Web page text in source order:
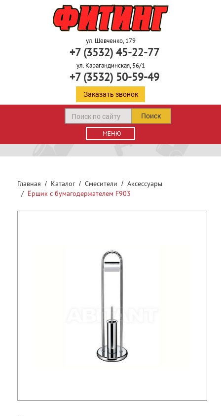
ул. Шевченко, 179
+7 (3532) 45-22-77
ул. Карагандинская, 56/1
+7 (3532) 50-59-49
Заказать звонок
МЕНЮ
Поиск
Главная Каталог Смесители
Аксессуары
Ёршик с бумагодержателем F903